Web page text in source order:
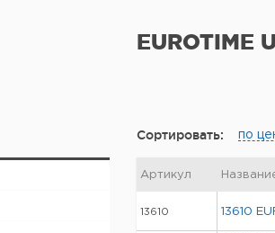
EUROTIME
Сортировать: по
Артикул
13610 13610